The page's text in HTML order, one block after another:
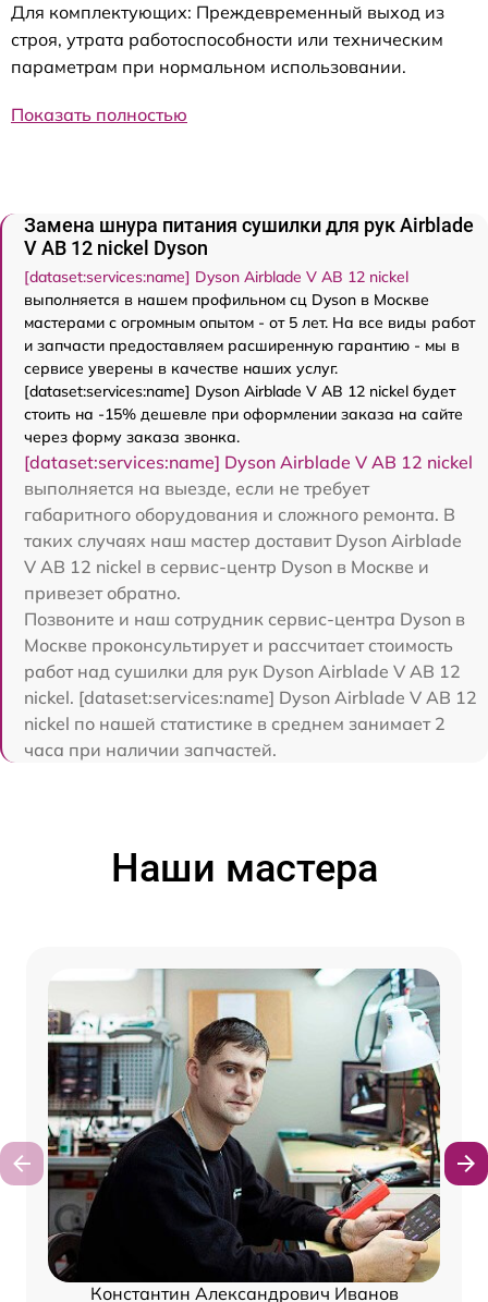
Для комплектующих: Преждевременный выход из
строя, утрата работоспособности или техническим
параметрам при нормальном использовании.
Показать полностью
Замена шнура питания сушилки для рук Airblade
V AB 12 nickel Dyson
[dataset:services:name] Dyson Airblade V AB 12 nickel
выполняется в нашем профильном сц Dyson в Москве
мастерами с огромным опытом - от 5 лет. На все виды работ
и запчасти предоставляем расширенную гарантию - мы в
сервисе уверены в качестве наших услуг.
[dataset:services:name] Dyson Airblade V AB 12 nickel будет
стоить на -15% дешевле при оформлении заказа на сайте
через форму заказа звонка.
[dataset:services:name] Dyson Airblade V AB 12 nickel
выполняется на выезде, если не требует
габаритного оборудования и сложного ремонта. В
таких случаях наш мастер доставит Dyson Airblade
V AB 12 nickel в сервис-центр Dyson в Москве и
привезет обратно.
Позвоните и наш сотрудник сервис-центра Dyson в
Москве проконсультирует и рассчитает стоимость
работ над сушилки для рук Dyson Airblade V AB 12
nickel. [dataset:services:name] Dyson Airblade V AB 12
nickel по нашей статистике в среднем занимает 2
часа при наличии запчастей.
Наши мастера
Константин Александрович Иванов